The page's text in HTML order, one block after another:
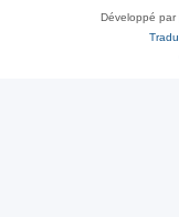
Développé par